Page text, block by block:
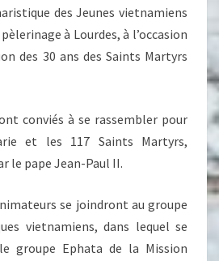
des Jeunes vietnamiens
à Lourdes, à l’occasion
des 30 ans des Saints Martyrs
conviés à se rassembler pour
et les 117 Saints Martyrs,
le pape Jean-Paul II.
se joindront au groupe
vietnamiens, dans lequel se
groupe Ephata de la Mission